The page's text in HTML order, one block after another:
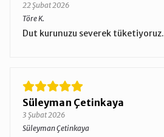
22 Şubat 2026
Töre K.
Dut kurunuzu severek tüketiyoruz.
Süleyman Çetinkaya
3 Şubat 2026
Süleyman Çetinkaya